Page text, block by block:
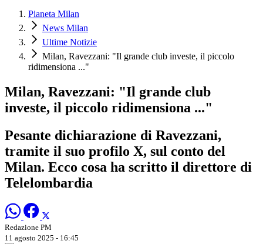
Pianeta Milan
News Milan
Ultime Notizie
Milan, Ravezzani: "Il grande club investe, il piccolo
ridimensiona ..."
Milan, Ravezzani: "Il grande club
investe, il piccolo ridimensiona ..."
Pesante dichiarazione di Ravezzani,
tramite il suo profilo X, sul conto del
Milan. Ecco cosa ha scritto il direttore di
Telelombardia
Redazione PM
11 agosto 2025 - 16:45